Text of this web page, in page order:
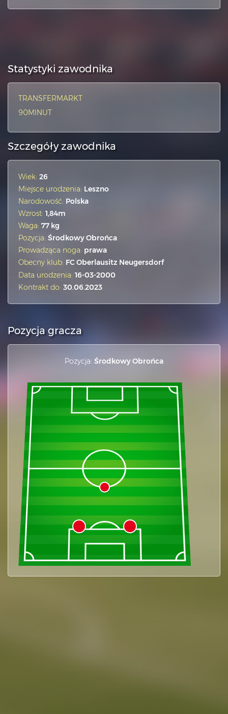
Statystyki zawodnika
TRANSFERMARKT
90MINUT
Szczegóły zawodnika
Wiek: 26
Miejsce urodzenia: Leszno
Narodowość: Polska
Wzrost: 1,84m
Waga: 77 kg
Pozycja: Środkowy Obrońca
Prowadząca noga: prawa
Obecny klub: FC Oberlausitz Neugersdorf
Data urodzenia: 16-03-2000
Kontrakt do: 30.06.2023
Pozycja gracza
Pozycja: Środkowy Obrońca